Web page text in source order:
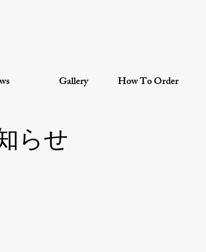
Gallery How To Order
らせ